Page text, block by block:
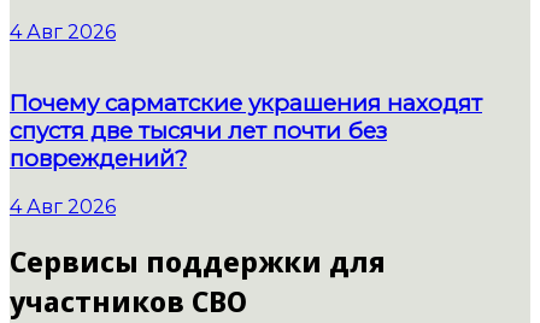
4 Авг 2026
Почему сарматские украшения находят
спустя две тысячи лет почти без
повреждений?
4 Авг 2026
Сервисы поддержки для
участников СВО